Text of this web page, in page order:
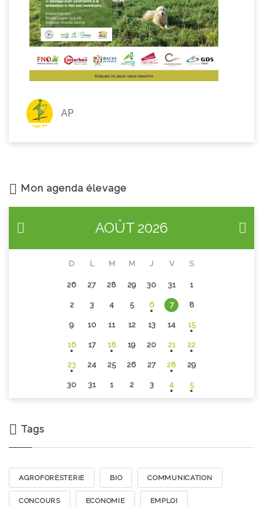
AP
Mon agenda élevage
AOÛT 2026
D L M M J V S
26 27 28 29 30 31 1
2 3 4 5 6 7 8
9 10 11 12 13 14 15
16 17 18 19 20 21 22
23 24 25 26 27 28 29
30 31 1 2 3 4 5
Tags
AGROFORESTERIE BIO COMMUNICATION
CONCOURS ECONOMIE EMPLOI